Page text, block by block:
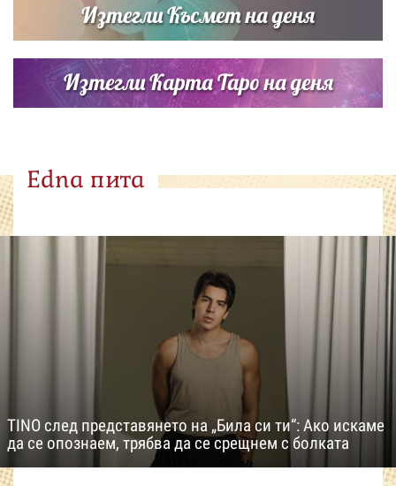
Изтегли Късмет на деня
Изтегли Карта Таро на деня
Edna пита
TINO след представянето на „Била си ти“: Ако искаме
да се опознаем, трябва да се срещнем с болката